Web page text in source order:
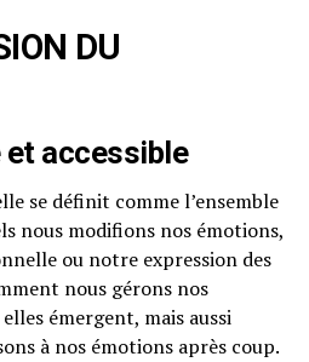
DU
accessible
se définit comme l’ensemble
nous modifions nos émotions,
ou notre expression des
nous gérons nos
émergent, mais aussi
à nos émotions après coup.